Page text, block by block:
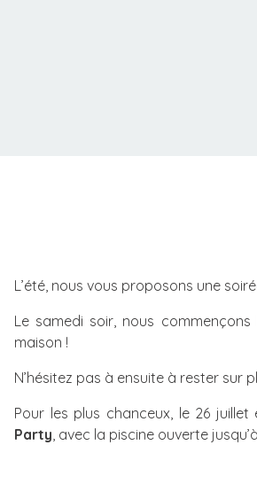
L’été, nous vous proposons une
Le samedi soir, nous
maison !
N’hésitez pas à ensuite à rester sur
Pour les plus chanceux, le 26
Party, avec la piscine ouverte